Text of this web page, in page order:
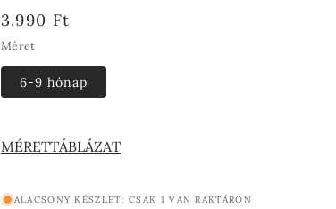
Normál
ár
3.990 Ft
Méret
6-9 hónap
MÉRETTÁBLÁZAT
ALACSONY KÉSZLET: CSAK 1 VAN RAKTÁRON